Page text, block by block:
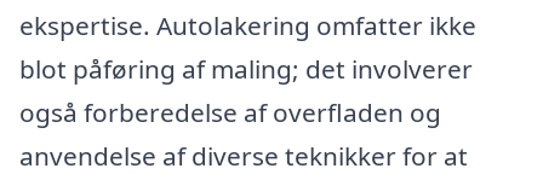
ekspertise. Autolakering omfatter ikke
blot påføring af maling; det involverer
også forberedelse af overfladen og
anvendelse af diverse teknikker for at